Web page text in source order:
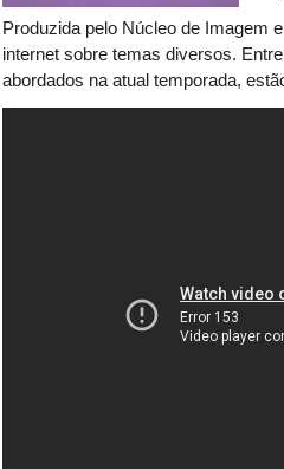
Produzida pelo Núcleo de Imagem
internet sobre temas diversos.
abordados na atual temporada,